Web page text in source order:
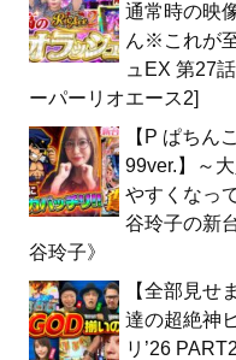
通常時の映
ん※これが
ュEX 第27
ーパーリオエース2]
【P ぱちん
99ver.】～
やすくなっ
谷玲子の新
谷玲子》
【全部見せ
達の超絶神
リ’26